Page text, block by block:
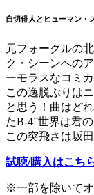
自切俳人とヒューマン・
元フォークルの
ク・シーンへの
ーモラスなコミ
この逸脱ぶりは
と思う！曲はど
たB-4”世界は君
この突飛さは坂
試聴/購入はこち
※一部を除いて